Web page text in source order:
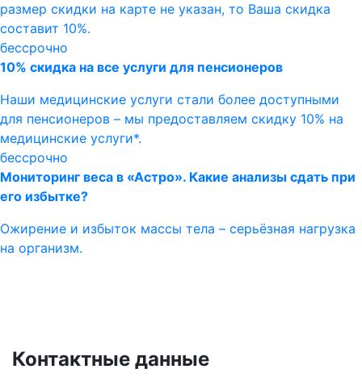
размер скидки на карте не указан, то Ваша скидка
составит 10%.
бессрочно
10% скидка на все услуги для пенсионеров
Наши медицинские услуги стали более доступными
для пенсионеров – мы предоставляем скидку 10% на
медицинские услуги*.
бессрочно
Мониторинг веса в «Астро». Какие анализы сдать при
его избытке?
Ожирение и избыток массы тела – серьёзная нагрузка
на организм.
Контактные данные